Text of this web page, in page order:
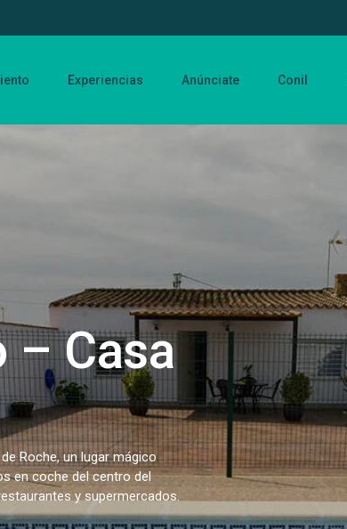
Experiencias Anúnciate Conil
– Casa
Roche, un lugar mágico
en coche del centro del
y supermercados.